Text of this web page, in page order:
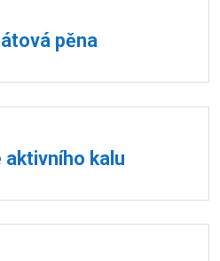
pěna
aktivního kalu